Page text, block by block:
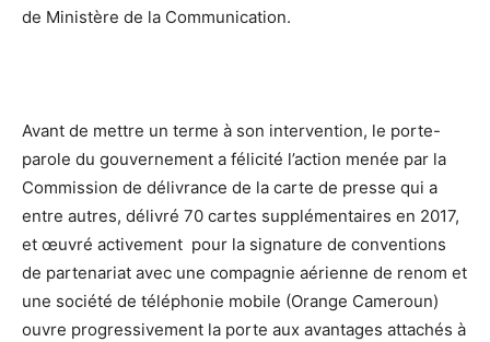
de Ministère de la Communication.
Avant de mettre un terme à son intervention, le porte-
parole du gouvernement a félicité l’action menée par la
Commission de délivrance de la carte de presse qui a
entre autres, délivré 70 cartes supplémentaires en 2017,
et œuvré activement pour la signature de conventions
de partenariat avec une compagnie aérienne de renom et
une société de téléphonie mobile (Orange Cameroun)
ouvre progressivement la porte aux avantages attachés à